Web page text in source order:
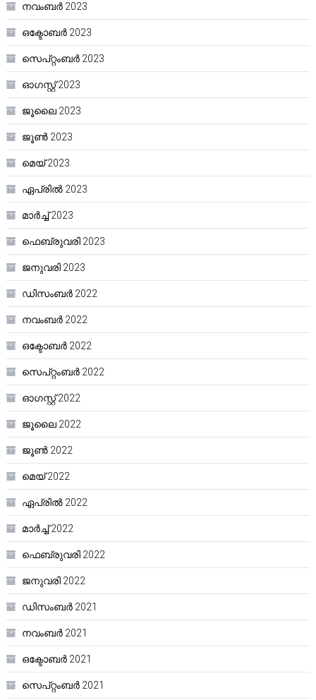
നവംബർ 2023
ഒക്ടോബർ 2023
സെപ്റ്റംബർ 2023
ഓഗസ്റ്റ്‌ 2023
ജൂലൈ 2023
ജൂൺ 2023
മെയ്‌ 2023
ഏപ്രിൽ 2023
മാർച്ച്‌ 2023
ഫെബ്രുവരി 2023
ജനുവരി 2023
ഡിസംബർ 2022
നവംബർ 2022
ഒക്ടോബർ 2022
സെപ്റ്റംബർ 2022
ഓഗസ്റ്റ്‌ 2022
ജൂലൈ 2022
ജൂൺ 2022
മെയ്‌ 2022
ഏപ്രിൽ 2022
മാർച്ച്‌ 2022
ഫെബ്രുവരി 2022
ജനുവരി 2022
ഡിസംബർ 2021
നവംബർ 2021
ഒക്ടോബർ 2021
സെപ്റ്റംബർ 2021